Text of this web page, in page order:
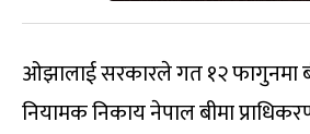
ओझालाई सरकारले गत १२ फागुनमा
नियामक निकाय नेपाल बीमा